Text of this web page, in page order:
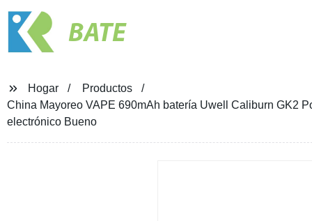
BATE
Hogar
Productos
China Mayoreo VAPE 690mAh batería Uwell Caliburn GK2
electrónico Bueno